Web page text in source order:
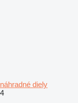
náhradné diely
4